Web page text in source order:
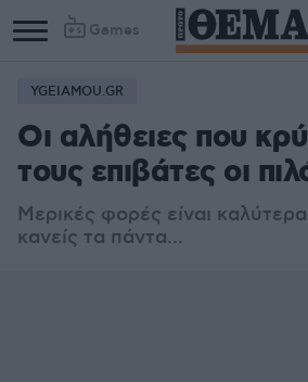
Games
YGEIAMOU.GR
Οι αλήθειες που
τους επιβάτες οι
Μερικές φορές είναι
κανείς τα πάντα...